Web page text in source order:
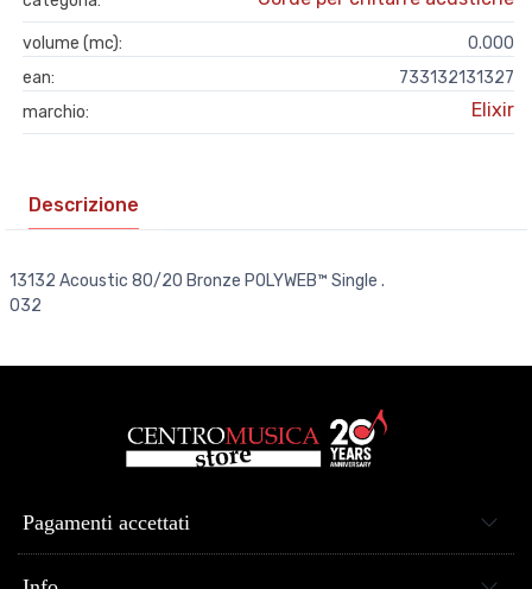
volume (mc):
0.000
ean:
733132131327
marchio:
Elixir
Descrizione
13132 Acoustic 80/20 Bronze POLYWEB™ Single .
032
Pagamenti accettati